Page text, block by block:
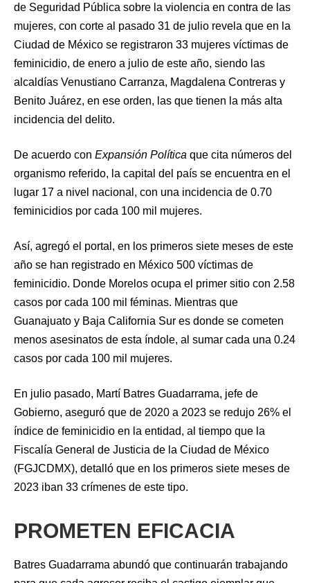
de Seguridad Pública sobre la violencia en contra de las
mujeres, con corte al pasado 31 de julio revela que en la
Ciudad de México se registraron 33 mujeres víctimas de
feminicidio, de enero a julio de este año, siendo las
alcaldías Venustiano Carranza, Magdalena Contreras y
Benito Juárez, en ese orden, las que tienen la más alta
incidencia del delito.
De acuerdo con Expansión Política que cita números del
organismo referido, la capital del país se encuentra en el
lugar 17 a nivel nacional, con una incidencia de 0.70
feminicidios por cada 100 mil mujeres.
Así, agregó el portal, en los primeros siete meses de este
año se han registrado en México 500 víctimas de
feminicidio. Donde Morelos ocupa el primer sitio con 2.58
casos por cada 100 mil féminas. Mientras que
Guanajuato y Baja California Sur es donde se cometen
menos asesinatos de esta índole, al sumar cada una 0.24
casos por cada 100 mil mujeres.
En julio pasado, Martí Batres Guadarrama, jefe de
Gobierno, aseguró que de 2020 a 2023 se redujo 26% el
índice de feminicidio en la entidad, al tiempo que la
Fiscalía General de Justicia de la Ciudad de México
(FGJCDMX), detalló que en los primeros siete meses de
2023 iban 33 crímenes de este tipo.
PROMETEN EFICACIA
Batres Guadarrama abundó que continuarán trabajando